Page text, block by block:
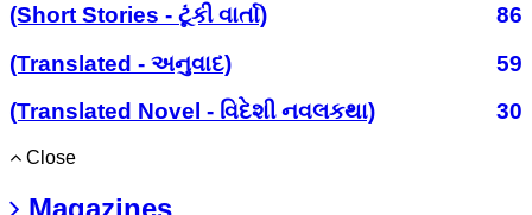
(Short Stories - ટૂંકી વાર્તા)
86
(Translated - અનુવાદ)
59
(Translated Novel - વિદેશી નવલકથા)
30
Close
Magazines